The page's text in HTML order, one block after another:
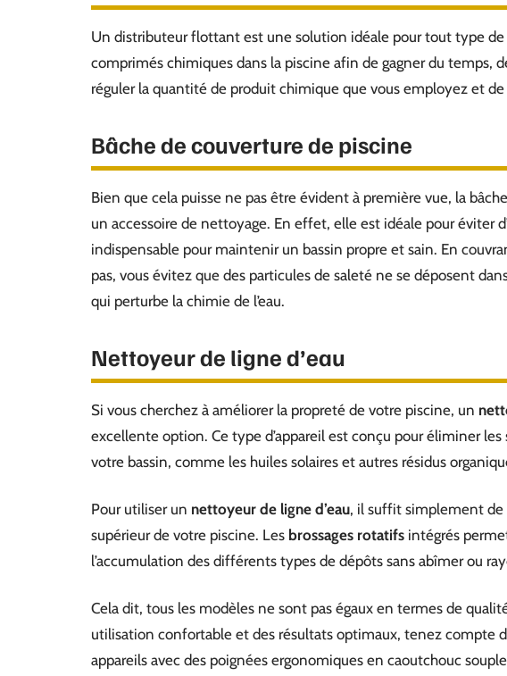
Un distributeur flottant est une solution idéale pour tout type de
comprimés chimiques dans la piscine afin de gagner du temps,
réguler la quantité de produit chimique que vous employez et de
Bâche de couverture de piscine
Bien que cela puisse ne pas être évident à première vue, la
un accessoire de nettoyage. En effet, elle est idéale pour éviter
indispensable pour maintenir un bassin propre et sain. En
pas, vous évitez que des particules de saleté ne se déposent
qui perturbe la chimie de l’eau.
Nettoyeur de ligne d’eau
Si vous cherchez à améliorer la propreté de votre piscine, un
excellente option. Ce type d’appareil est conçu pour éliminer
votre bassin, comme les huiles solaires et autres résidus
Pour utiliser un nettoyeur de ligne d’eau, il suffit simplement de
supérieur de votre piscine. Les brossages rotatifs intégrés
l’accumulation des différents types de dépôts sans abîmer ou
Cela dit, tous les modèles ne sont pas égaux en termes de
utilisation confortable et des résultats optimaux, tenez compte
appareils avec des poignées ergonomiques en caoutchouc